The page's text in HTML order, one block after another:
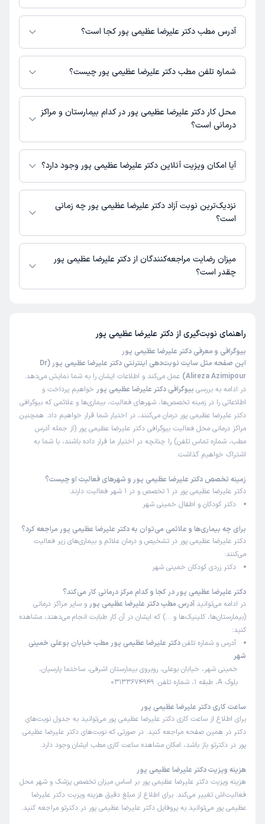
این پزشک را پیشنهاد میکنم
بسیار عالی و با تجربه
منصوره
(
1404/11/06
)
این پزشک را پیشنهاد میکنم
دکتر ومنشی هردو عالی هستن داروی کم مینویسن واین به نظرم
خیلی خوبه
کاربر دکترتو
نوبت مطب از دکترتو
این پزشک را پیشنهاد میکنم
زمان انتظار: 0-15 دقیقه
کاربر دکترتو
این پزشک را پیشنهاد میکنم
زمان انتظار:0-15 دقیقه
همه چیز عاااااالی
کاربر دکترتو
این پزشک را پیشنهاد میکنم
دکتر به هر دلیلی نبود و منشی درب را باز نکرد و بی احترامی کرد
چون مرخصی گرفته بودم و کلی راه اومدم که بچه ره ببرم دکتر
تنها واکنشی ک داشت فقط داد زد دکتر نیس بدون اینکه درب را
باز کنه یا معذرت خواهی کنه و توضیح بده دکتر کی میاد یا چرا
نیست
برای اطلاع از هزینه ویزیت دکتر علیرضا عظیمی پور، لازم است با مطب تماس
بگیرید.آدرس مطب دکتر علیرضا عظیمی پور کجا است؟
دکتر علیرضا عظیمی پور 1 مطب فعال دارند. آدرس مطب‌های دکتر علیرضا
عظیمی پور به شرح زیر است.
A، طبقه 1
شماره تلفن مطب دکتر علیرضا عظیمی پور چیست؟
مطب خیابان بوعلی : 03133674949
محل کار دکتر علیرضا عظیمی پور در کدام بیمارستان و مراکز
درمانی است؟
اطلاعاتی درباره محل فعالیت دکتر علیرضا عظیمی پور در مراکز درمانی در دسترس
نیست.
آیا امکان ویزیت آنلاین دکتر علیرضا عظیمی پور وجود دارد؟
در حال حاضر اطلاعاتی درباره ارائه ویزیت آنلاین توسط دکتر علیرضا عظیمی پور
در دسترس نیست. برای دریافت اطلاعات دقیق‌تر، لطفاً با مطب تماس بگیرید.
نزدیک‌ترین نوبت آزاد دکتر علیرضا عظیمی پور چه زمانی
است؟
دکتر علیرضا عظیمی پور از روز دوشنبه 19 مرداد 1405 بیمار جدید می‌پذیرند.
میزان رضایت مراجعه‌کنندگان از دکتر علیرضا عظیمی پور
چقدر است؟
راهنمای نوبت‌گیری از دکتر علیرضا عظیمی پور
بیوگرافی و معرفی دکتر علیرضا عظیمی پور
این صفحه مثل سایت نوبت‌دهی اینترنتی دکتر علیرضا عظیمی پور (Dr
Alireza Azimipour) عمل می‌کند و اطلاعات ایشان را به شما نمایش می‌دهد.
در ادامه به بررسی بیوگرافی دکتر علیرضا عظیمی پور خواهیم پرداخت و
اطلاعاتی را در زمینه تخصص‌ها، شهرهای فعالیت، بیماری‌ها و علائمی که بیوگرافی
دکتر علیرضا عظیمی پور درمان می‌کنند، در اختیار شما قرار خواهیم داد. همچنین
مراکز درمانی محل فعالیت بیوگرافی دکتر علیرضا عظیمی پور (از جمله آدرس
مطب، شماره تماس تلفن) را چنانچه در اختیار ما قرار داده باشند، با شما به
اشتراک خواهیم گذاشت.
زمینه تخصص دکتر علیرضا عظیمی پور و شهرهای فعالیت او چیست؟
دکتر علیرضا عظیمی پور در 1 تخصص و در 1 شهر فعالیت دارند:
دکتر کودکان و اطفال خمینی شهر
برای چه بیماری‌ها و علائمی می‌توان به دکتر علیرضا عظیمی پور مراجعه کرد؟
دکتر علیرضا عظیمی پور در تشخیص و درمان علائم و بیماری‌های زیر فعالیت
می‌کنند:
دکتر زردی کودکان خمینی شهر
دکتر علیرضا عظیمی پور در کجا و کدام مرکز درمانی کار می‌کند؟
در ادامه می‌توانید آدرس مطب دکتر علیرضا عظیمی پور و سایر مراکز درمانی
(بیمارستان‌ها، کلینیک‌ها و …) که ایشان در آن کار طبابت انجام می‌دهند، مشاهده
کنید:
آدرس و شماره تلفندکتر علیرضا عظیمی پور مطب خیابان بوعلی خمینی
شهر
خمینی شهر، خیابان بوعلی، روبروی بیمارستان اشرفی، ساختما پارسیان،
بلوک A، طبقه 1، شماره تلفن: 03133674949
ساعت کاری دکتر علیرضا عظیمی پور
برای اطلاع از ساعت کاری دکتر علیرضا عظیمی پور می‌توانید به جدول نوبت‌های
دکتر در همین صفحه مراجعه کنید. در صورتی که نوبت‌های دکتر علیرضا عظیمی
پور در دکترتو باز باشد، امکان مشاهده ساعت کاری مطب ایشان وجود دارد.
هزینه ویزیت دکتر علیرضا عظیمی پور
هزینه ویزیت دکتر علیرضا عظیمی پور بر اساس میزان تخصص پزشک و شهر محل
فعالیت‌اش تغییر می‌کند. برای اطلاع از مبلغ دقیق هزینه ویزیت دکتر علیرضا
عظیمی پور می‌توانید به پروفایل دکتر علیرضا عظیمی پور در دکترتو مراجعه کنید.